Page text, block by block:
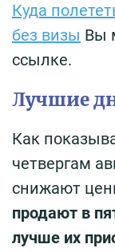
Куда
без визы Вы
ссылке.
Лучшие
Как
четвергам
снижают
продают в
лучше их